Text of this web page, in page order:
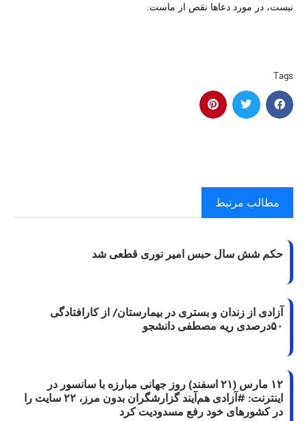
نیست، در مورد دعاها نقص از ماست.
Tags
مطالب مرتبط
حکم شش سال حبس امیر نوری قطعی شد
آزادی از زندان و بستری در بیمارستان/ از کارافتادگی
۵۰درصدی ریه مصطفی دانشجو
۱۲ مارس (۲۱ اسفند) روز جهانی مبارزه با سانسور در
اینترنت: #آزادی هم‌آیند گزارشگران‌ بدون مرز، ۲۲ سایت را
در کشورهای خود رفع مسدودیت کرد